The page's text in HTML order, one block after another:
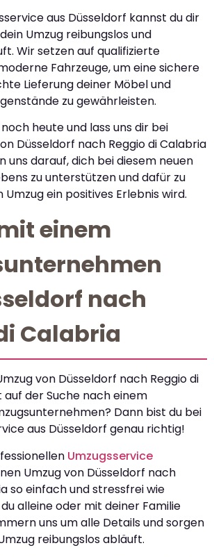
aus Düsseldorf kannst du dir
Umzug reibungslos und
Wir setzen auf qualifizierte
Fahrzeuge, um eine sichere
Lieferung deiner Möbel und
zu gewährleisten.
noch heute und lass uns dir bei
Düsseldorf nach Reggio di Calabria
uns darauf, dich bei diesem neuen
zu unterstützen und dafür zu
Umzug ein positives Erlebnis wird.
einem
nach
Calabria
von Düsseldorf nach Reggio di
der Suche nach einem
Dann bist du bei
aus Düsseldorf genau richtig!
Umzugsservice
Umzug von Düsseldorf nach
so einfach und stressfrei wie
alleine oder mit deiner Familie
uns um alle Details und sorgen
reibungslos abläuft.